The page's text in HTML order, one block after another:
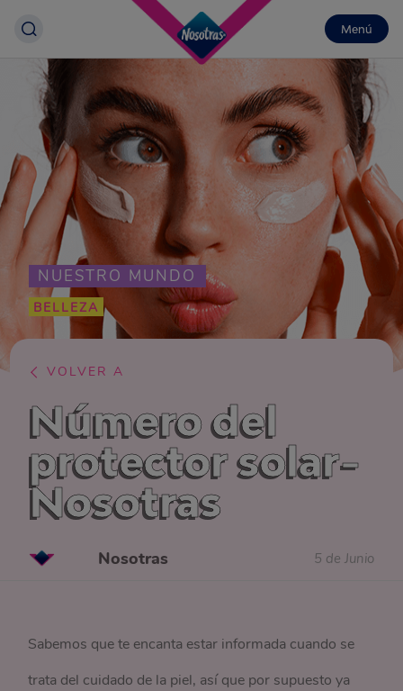
Menú
NUESTRO MUNDO
BELLEZA
VOLVER A
Número del
protector solar-
Nosotras
Nosotras 5 de Junio
Sabemos que te encanta estar informada cuando se
trata del cuidado de la piel, así que por supuesto ya